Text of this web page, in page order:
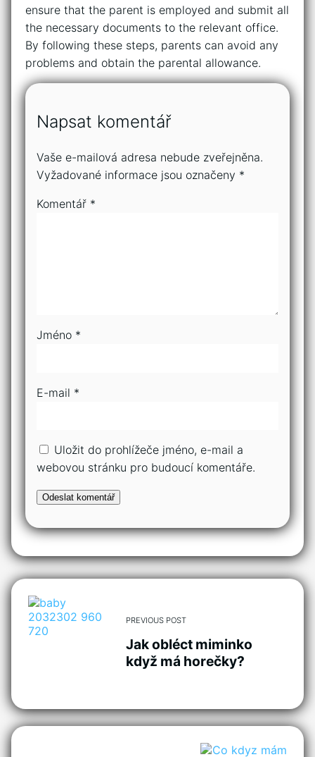
ensure that the parent is employed and submit all
the necessary documents to the relevant office.
By following these steps, parents can avoid any
problems and obtain the parental allowance.
Napsat komentář
Vaše e-mailová adresa nebude zveřejněna.
Vyžadované informace jsou označeny *
Komentář *
Jméno *
E-mail *
Uložit do prohlížeče jméno, e-mail a
webovou stránku pro budoucí komentáře.
PREVIOUS POST
Jak obléct miminko
když má horečky?